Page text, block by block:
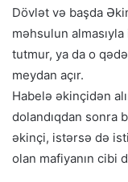
Dövlət və başda
məhsulun
tutmur, ya da o
meydan açır.
Habelə əkinçidən
dolandıqdan sonra
əkinçi, istərsə də
olan mafiyanın cibi